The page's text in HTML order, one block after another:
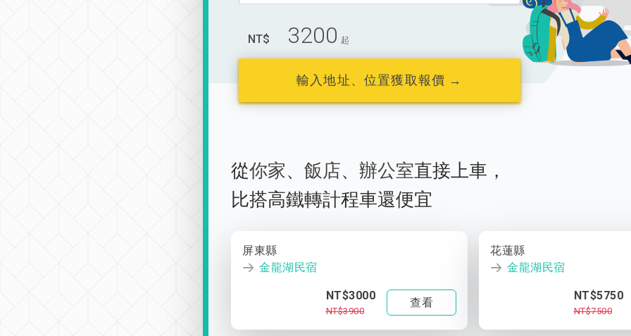
NT$ 3200 起
輸入地址、位置獲取報價 →
從你家、 飯店、 辦公室直接上車，
比搭高鐵轉計程車還便宜
屏東縣
金龍湖民宿
NT$3000
NT$3900
查看
花蓮縣
金龍湖民宿
NT$5750
NT$7500